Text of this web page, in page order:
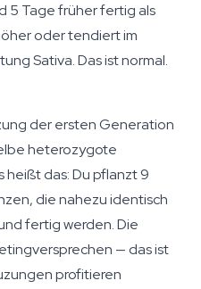
5 Tage früher fertig als
oder tendiert im
Sativa. Das ist normal.
der ersten Generation
heterozygote
heißt das: Du pflanzt 9
die nahezu identisch
fertig werden. Die
— das ist
profitieren